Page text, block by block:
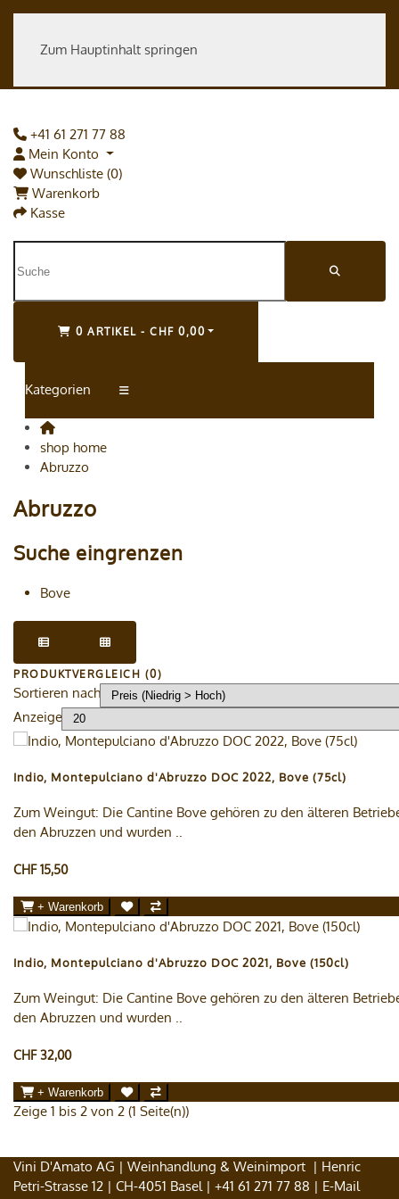
Zum Hauptinhalt springen
+41 61 271 77 88
Mein Konto
Wunschliste (0)
Warenkorb
Kasse
0 ARTIKEL - CHF 0,00
Kategorien
shop home
Abruzzo
Abruzzo
Suche eingrenzen
Bove
PRODUKTVERGLEICH (0)
Sortieren nach
Anzeige
Indio, Montepulciano d'Abruzzo DOC 2022, Bove (75cl)
Zum Weingut: Die Cantine Bove gehören zu den älteren
den Abruzzen und wurden ..
CHF 15,50
+ Warenkorb
Indio, Montepulciano d'Abruzzo DOC 2021, Bove (150cl)
Zum Weingut: Die Cantine Bove gehören zu den älteren
den Abruzzen und wurden ..
CHF 32,00
+ Warenkorb
Zeige 1 bis 2 von 2 (1 Seite(n))
Vini D'Amato AG | Weinhandlung & Weinimport | Henric
Petri-Strasse 12 | CH-4051 Basel | +41 61 271 77 88 | E-Mail